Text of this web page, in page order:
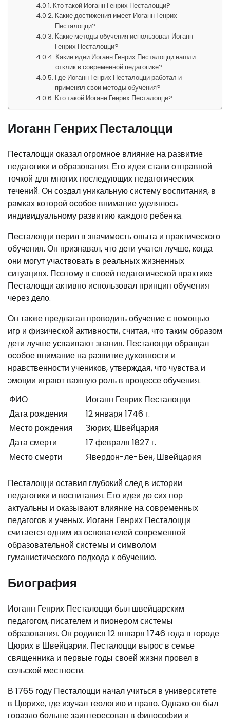
Кто такой Иоганн Генрих Песталоцци?
Какие достижения имеет Иоганн Генрих
Песталоцци?
Какие методы обучения использовал Иоганн
Генрих Песталоцци?
Какие идеи Иоганн Генрих Песталоцци нашли
отклик в современной педагогике?
Где Иоганн Генрих Песталоцци работал и
применял свои методы обучения?
Кто такой Иоганн Генрих Песталоцци?
Иоганн Генрих Песталоцци
Песталоцци оказал огромное влияние на развитие
педагогики и образования. Его идеи стали отправной
точкой для многих последующих педагогических
течений. Он создал уникальную систему воспитания, в
рамках которой особое внимание уделялось
индивидуальному развитию каждого ребенка.
Песталоцци верил в значимость опыта и практического
обучения. Он признавал, что дети учатся лучше, когда
они могут участвовать в реальных жизненных
ситуациях. Поэтому в своей педагогической практике
Песталоцци активно использовал принцип обучения
через дело.
Он также предлагал проводить обучение с помощью
игр и физической активности, считая, что таким образом
дети лучше усваивают знания. Песталоцци обращал
особое внимание на развитие духовности и
нравственности учеников, утверждая, что чувства и
эмоции играют важную роль в процессе обучения.
ФИО
Иоганн Генрих Песталоцци
Дата рождения
12 января 1746 г.
Место рождения
Зюрих, Швейцария
Дата смерти
17 февраля 1827 г.
Место смерти
Явердон-ле-Бен, Швейцария
Песталоцци оставил глубокий след в истории
педагогики и воспитания. Его идеи до сих пор
актуальны и оказывают влияние на современных
педагогов и ученых. Иоганн Генрих Песталоцци
считается одним из основателей современной
образовательной системы и символом
гуманистического подхода к обучению.
Биография
Иоганн Генрих Песталоцци был швейцарским
педагогом, писателем и пионером системы
образования. Он родился 12 января 1746 года в городе
Цюрих в Швейцарии. Песталоцци вырос в семье
священника и первые годы своей жизни провел в
сельской местности.
В 1765 году Песталоцци начал учиться в университете
в Цюрихе, где изучал теологию и право. Однако он был
гораздо больше заинтересован в философии и